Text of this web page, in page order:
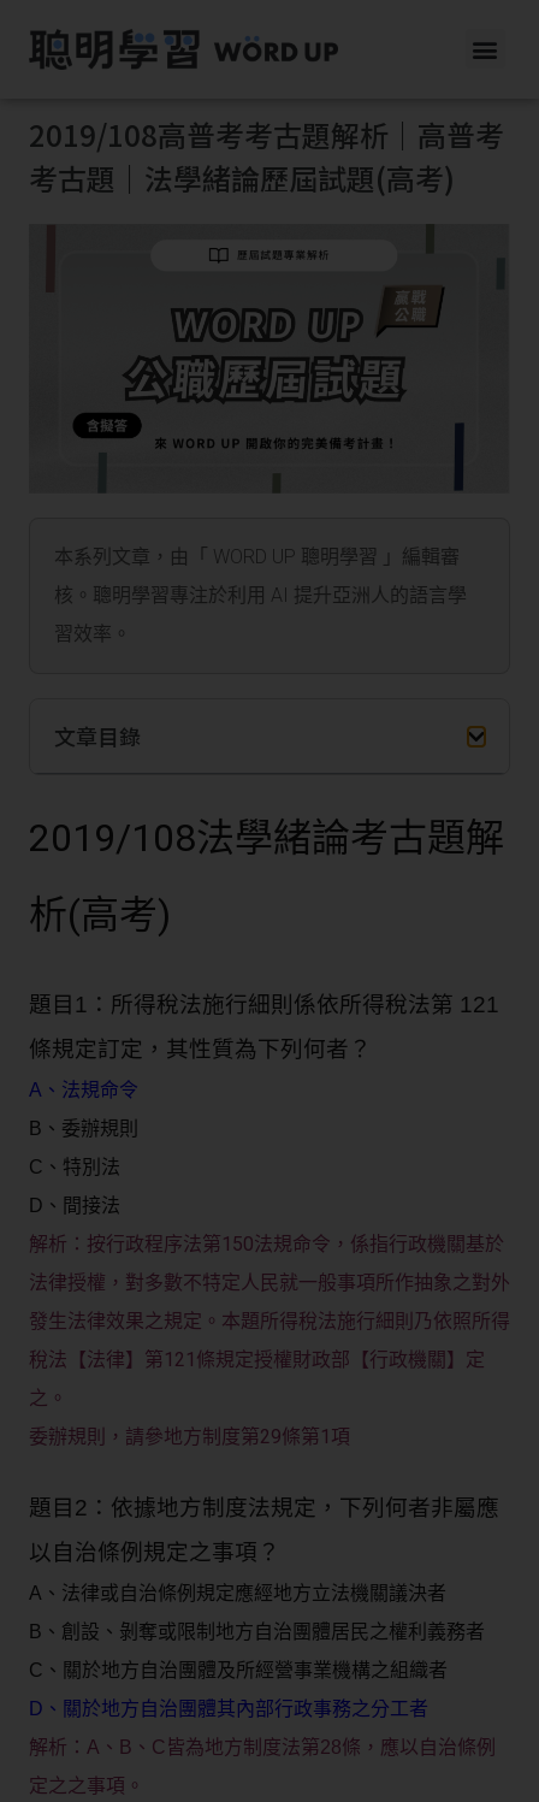
2019/108高普考考古題解析｜高普考
考古題｜法學緒論歷屆試題(高考)
本系列文章，由「 WORD UP 聰明學習 」編輯審
核。聰明學習專注於利用 AI 提升亞洲人的語言學
習效率。
文章目錄
2019/108法學緒論考古題解
析(高考)
題目1：所得稅法施行細則係依所得稅法第 121
條規定訂定，其性質為下列何者？
A、法規命令
B、委辦規則
C、特別法
D、間接法
解析： 按行政程序法第150法規命令，係指行政機關基於
法律授權，對多數不特定人民就一般事項所作抽象之對外
發生法律效果之規定。本題所得稅法施行細則乃依照所得
稅法【法律】第121條規定授權財政部【行政機關】定
之。
委辦規則，請參地方制度第29條第1項
題目2：依據地方制度法規定，下列何者非屬應
以自治條例規定之事項？
A、法律或自治條例規定應經地方立法機關議決者
B、創設、剝奪或限制地方自治團體居民之權利義務者
C、關於地方自治團體及所經營事業機構之組織者
D、關於地方自治團體其內部行政事務之分工者
解析：A 、 B、C皆為地方制度法第28條，應以自治條例
定之之事項。